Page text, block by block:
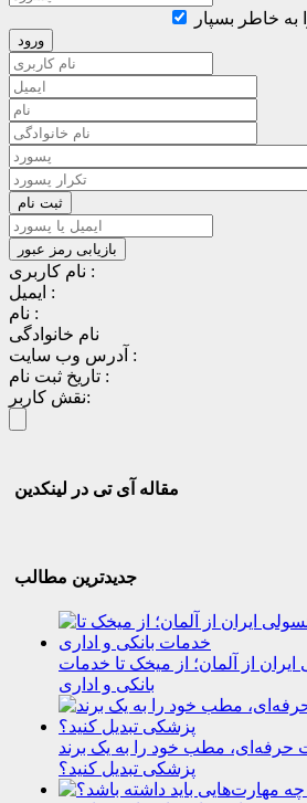
به خاطر بسپار
نام کاربری :
ایمیل :
نام :
نام خانوادگی
آدرس وب سایت :
تاریخ ثبت نام :
نقش کاربر:
مقاله آی تی در لینکدین
جدیدترین مطالب
از آلمان؛ از میخک تا خدمات
بانکی و اداری
حرفه‌ای، مطب خود را به یک برند
پزشکی تبدیل کنید؟